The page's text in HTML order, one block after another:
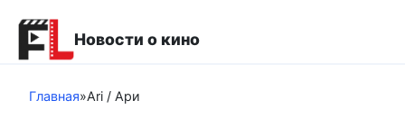
контенту
Новости о кино
Главная»Ari / Ари